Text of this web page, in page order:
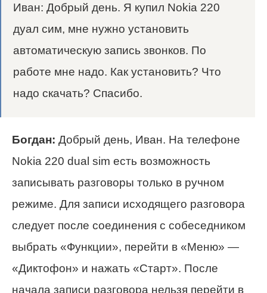
Иван: Добрый день. Я купил Nokia 220
дуал сим, мне нужно установить
автоматическую запись звонков. По
работе мне надо. Как установить? Что
надо скачать? Спасибо.
Богдан: Добрый день, Иван. На телефоне
Nokia 220 dual sim есть возможность
записывать разговоры только в ручном
режиме. Для записи исходящего разговора
следует после соединения с собеседником
выбрать «Функции», перейти в «Меню» —
«Диктофон» и нажать «Старт». После
начала записи разговора нельзя перейти в